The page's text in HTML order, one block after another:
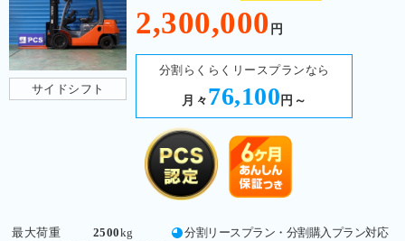
サイドシフト
2,300,000 円
分割らくらくリースプランなら
月々 76,100 円～
最大荷重
2500kg
分割リースプラン・分割購入プラン対応